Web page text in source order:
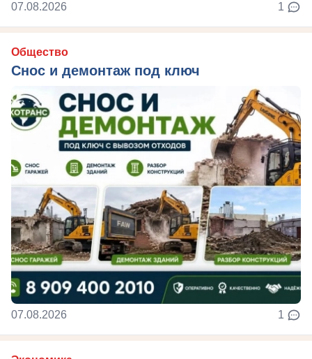
07.08.2026 1
Общество
Снос и демонтаж под ключ
07.08.2026 1